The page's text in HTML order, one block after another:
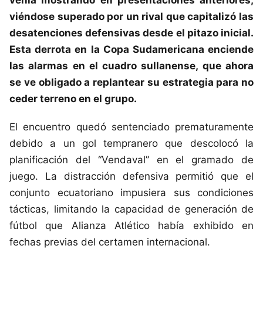
viéndose superado por un rival que capitalizó las
desatenciones defensivas desde el pitazo inicial.
Esta derrota en la Copa Sudamericana enciende
las alarmas en el cuadro sullanense, que ahora
se ve obligado a replantear su estrategia para no
ceder terreno en el grupo.
El encuentro quedó sentenciado prematuramente
debido a un gol tempranero que descolocó la
planificación del “Vendaval” en el gramado de
juego. La distracción defensiva permitió que el
conjunto ecuatoriano impusiera sus condiciones
tácticas, limitando la capacidad de generación de
fútbol que Alianza Atlético había exhibido en
fechas previas del certamen internacional.